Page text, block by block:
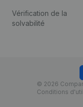
Vérification de la
solvabilité
© 2026
Conditions